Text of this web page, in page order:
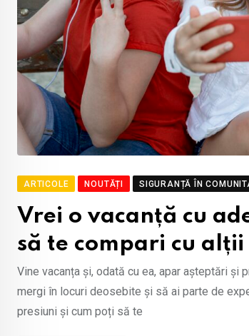
ARTICOLE NOUTĂȚI SIGURANȚĂ ÎN
Vrei o vacanță cu
să te compari cu alții
Vine vacanța și, odată cu ea, apar așteptări
mergi în locuri deosebite și să ai parte de
presiuni și cum poți să te